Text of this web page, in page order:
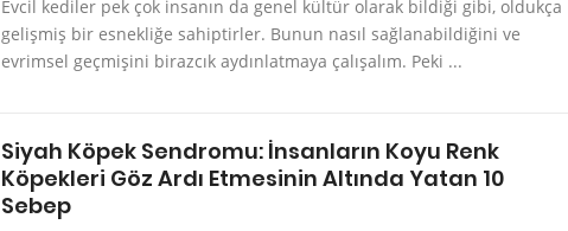
Evcil kediler pek çok insanın da genel kültür olarak bildiği gibi, oldukça
gelişmiş bir esnekliğe sahiptirler. Bunun nasıl sağlanabildiğini ve
evrimsel geçmişini birazcık aydınlatmaya çalışalım. Peki ...
Siyah Köpek Sendromu: İnsanların Koyu Renk
Köpekleri Göz Ardı Etmesinin Altında Yatan 10
Sebep